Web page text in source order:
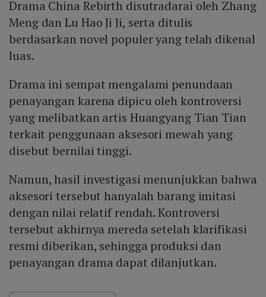
Drama China Rebirth disutradarai oleh Zhang
Meng dan Lu Hao Ji Ji, serta ditulis
berdasarkan novel populer yang telah dikenal
luas.
Drama ini sempat mengalami penundaan
penayangan karena dipicu oleh kontroversi
yang melibatkan artis Huangyang Tian Tian
terkait penggunaan aksesori mewah yang
disebut bernilai tinggi.
Namun, hasil investigasi menunjukkan bahwa
aksesori tersebut hanyalah barang imitasi
dengan nilai relatif rendah. Kontroversi
tersebut akhirnya mereda setelah klarifikasi
resmi diberikan, sehingga produksi dan
penayangan drama dapat dilanjutkan.